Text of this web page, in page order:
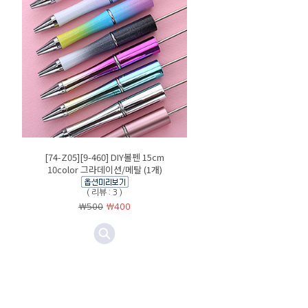
[74-Z05][9-460] DIY볼펜 15cm
10color 그라데이션/메탈 (1개)
( 리뷰 : 3 )
￦500 ￦400